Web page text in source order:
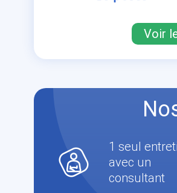
Voir
1 seul
avec un
consultant